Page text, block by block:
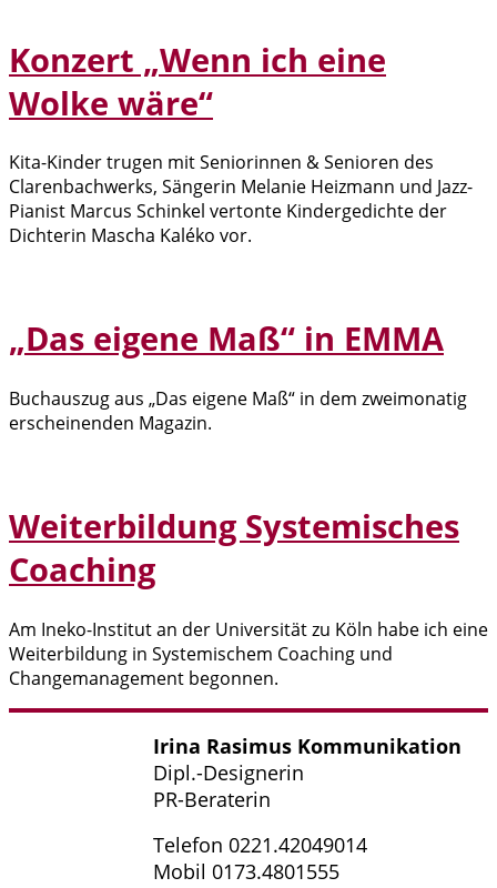
Konzert „Wenn ich eine
Wolke wäre“
Kita-Kinder trugen mit Seniorinnen & Senioren des
Clarenbachwerks, Sängerin Melanie Heizmann und Jazz-
Pianist Marcus Schinkel vertonte Kindergedichte der
Dichterin Mascha Kaléko vor.
„Das eigene Maß“ in EMMA
Buchauszug aus „Das eigene Maß“ in dem zweimonatig
erscheinenden Magazin.
Weiterbildung Systemisches
Coaching
Am Ineko-Institut an der Universität zu Köln habe ich eine
Weiterbildung in Systemischem Coaching und
Changemanagement begonnen.
Irina Rasimus Kommunikation
Dipl.-Designerin
PR-Beraterin
Telefon 0221.42049014
Mobil 0173.4801555